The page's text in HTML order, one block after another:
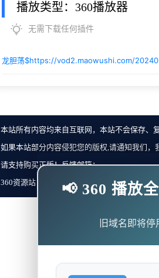
播放类型：360播放器
无需下载任何插件
龙胆荡$https://vod2.maowushi.com/
本站所有内容均来自互联网，本站不会保存、
如果本站部分内容侵犯您的版权,请通知我们
请支持购买正版！反馈邮箱：
360资源站 Copyright ©2018-2023 All Rights
📢 360 播放
旧域名即将